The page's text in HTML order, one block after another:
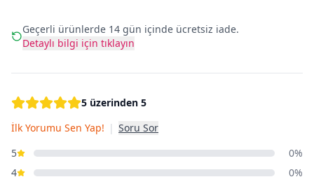
Geçerli ürünlerde 14 gün içinde ücretsiz iade.
Detaylı bilgi için tıklayın
5 üzerinden 5
İlk Yorumu Sen Yap! | Soru Sor
5
0%
4
0%